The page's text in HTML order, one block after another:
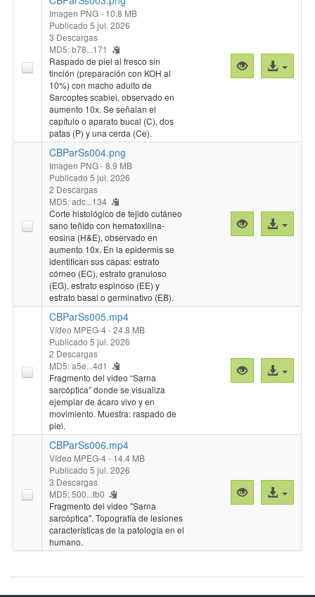
Imagen PNG- 10.8 MB
Publicado 5 jul. 2026
3 Descargas
MD5: b78...171
Raspado de piel al fresco sin
tinción (preparación con KOH al
10%) con macho adulto de
Sarcoptes scabiei, observado en
aumento 10x. Se señalan el
capítulo o aparato bucal (C), dos
patas (P) y una cerda (Ce).
Vista
previa
Acceso
al
CBParSs004.png
Imagen PNG- 8.9 MB
Publicado 5 jul. 2026
2 Descargas
MD5: adc...134
Corte histológico de tejido cutáneo
sano teñido con hematoxilina-
eosina (H&E), observado en
aumento 10x. En la epidermis se
identifican sus capas: estrato
córneo (EC), estrato granuloso
(EG), estrato espinoso (EE) y
estrato basal o germinativo (EB).
Vista
previa
Acceso
al
CBParSs005.mp4
Vídeo MPEG-4 - 24.8 MB
Publicado 5 jul. 2026
2 Descargas
MD5: a5e...4d1
Fragmento del video “Sarna
sarcóptica” donde se visualiza
ejemplar de ácaro vivo y en
movimiento. Muestra: raspado de
piel.
Vista
previa
Acceso
al
CBParSs006.mp4
Vídeo MPEG-4 - 14.4 MB
Publicado 5 jul. 2026
3 Descargas
MD5: 500...fb0
Fragmento del video "Sarna
sarcóptica". Topografía de lesiones
características de la patología en el
humano.
Vista
previa
Acceso
al